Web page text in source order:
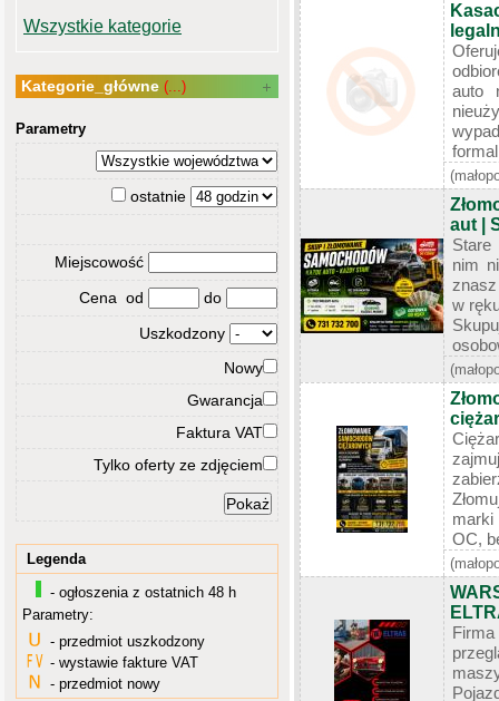
Wszystkie kategorie
Kategorie_główne (...)
Parametry
ostatnie
Miejscowość
Cena od
do
Uszkodzony
Nowy
Gwarancja
Faktura VAT
Tylko oferty ze zdjęciem
Legenda
- ogłoszenia z ostatnich 48 h
Parametry:
- przedmiot uszkodzony
- wystawie fakture VAT
- przedmiot nowy
auto
aut |
nim
w
OC,